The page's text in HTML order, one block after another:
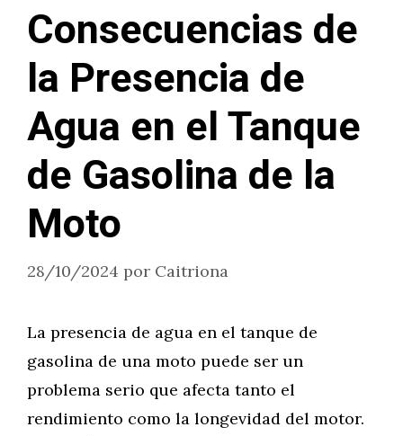
Consecuencias de
la Presencia de
Agua en el Tanque
de Gasolina de la
Moto
28/10/2024 por Caitriona
La presencia de agua en el tanque de
gasolina de una moto puede ser un
problema serio que afecta tanto el
rendimiento como la longevidad del motor.